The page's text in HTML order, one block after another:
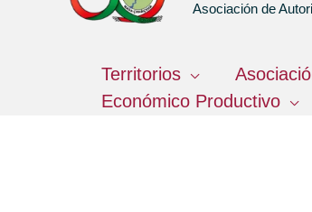
Asociación de
Territorios
Económico Productivo